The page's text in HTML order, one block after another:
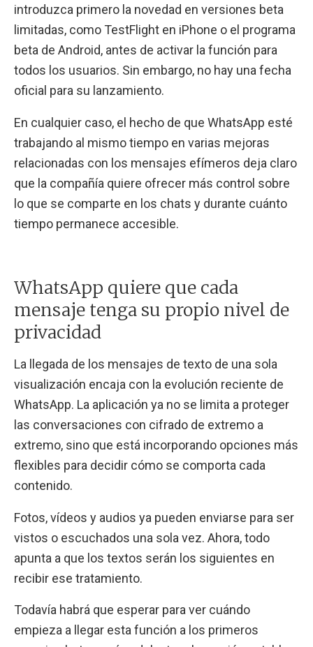
introduzca primero la novedad en versiones beta
limitadas, como TestFlight en iPhone o el programa
beta de Android, antes de activar la función para
todos los usuarios. Sin embargo, no hay una fecha
oficial para su lanzamiento.
En cualquier caso, el hecho de que WhatsApp esté
trabajando al mismo tiempo en varias mejoras
relacionadas con los mensajes efímeros deja claro
que la compañía quiere ofrecer más control sobre
lo que se comparte en los chats y durante cuánto
tiempo permanece accesible.
WhatsApp quiere que cada
mensaje tenga su propio nivel de
privacidad
La llegada de los mensajes de texto de una sola
visualización encaja con la evolución reciente de
WhatsApp. La aplicación ya no se limita a proteger
las conversaciones con cifrado de extremo a
extremo, sino que está incorporando opciones más
flexibles para decidir cómo se comporta cada
contenido.
Fotos, vídeos y audios ya pueden enviarse para ser
vistos o escuchados una sola vez. Ahora, todo
apunta a que los textos serán los siguientes en
recibir ese tratamiento.
Todavía habrá que esperar para ver cuándo
empieza a llegar esta función a los primeros